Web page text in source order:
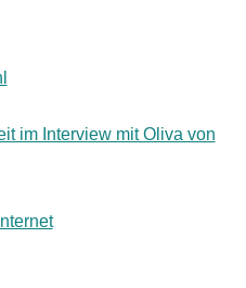
im Interview mit Oliva von